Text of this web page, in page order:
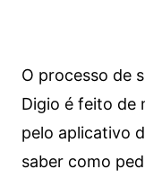
O processo de
Digio é feito de
pelo aplicativo
saber como